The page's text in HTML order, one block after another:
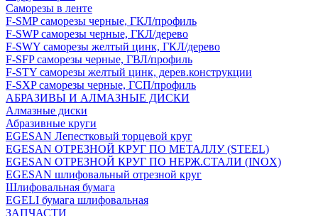
Саморезы в ленте
F-SMP саморезы черные, ГКЛ/профиль
F-SWP саморезы черные, ГКЛ/дерево
F-SWY саморезы желтый цинк, ГКЛ/дерево
F-SFP саморезы черные, ГВЛ/профиль
F-STY саморезы желтый цинк, дерев.конструкции
F-SXP саморезы черные, ГСП/профиль
АБРАЗИВЫ И АЛМАЗНЫЕ ДИСКИ
Алмазные диски
Абразивные круги
EGESAN Лепестковый торцевой круг
EGESAN ОТРЕЗНОЙ КРУГ ПО МЕТАЛЛУ (STEEL)
EGESAN ОТРЕЗНОЙ КРУГ ПО НЕРЖ.СТАЛИ (INOX)
EGESAN шлифовальный отрезной круг
Шлифовальная бумага
EGELI бумага шлифовальная
ЗАПЧАСТИ